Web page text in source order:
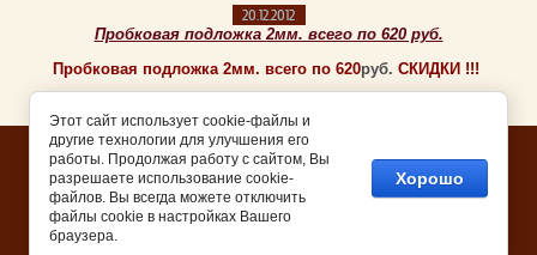
20.12.2012
Пробковая подложка 2мм. всего по 620 руб.
Пробковая подложка 2мм. всего по 620руб. СКИДКИ !!!
Copyright © 2011 - 2026
платформа для интернет
магазина
Этот сайт использует cookie-файлы и
другие технологии для улучшения его
работы. Продолжая работу с сайтом, Вы
разрешаете использование cookie-
файлов. Вы всегда можете отключить
файлы cookie в настройках Вашего
браузера.
Хорошо